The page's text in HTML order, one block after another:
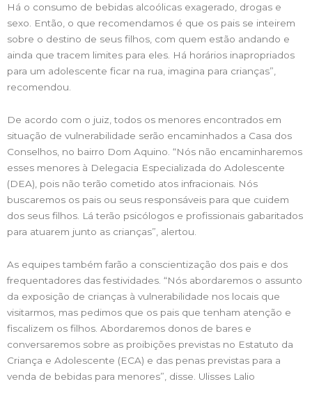
Há o consumo de bebidas alcoólicas exagerado, drogas e
sexo. Então, o que recomendamos é que os pais se inteirem
sobre o destino de seus filhos, com quem estão andando e
ainda que tracem limites para eles. Há horários inapropriados
para um adolescente ficar na rua, imagina para crianças”,
recomendou.
De acordo com o juiz, todos os menores encontrados em
situação de vulnerabilidade serão encaminhados a Casa dos
Conselhos, no bairro Dom Aquino. “Nós não encaminharemos
esses menores à Delegacia Especializada do Adolescente
(DEA), pois não terão cometido atos infracionais. Nós
buscaremos os pais ou seus responsáveis para que cuidem
dos seus filhos. Lá terão psicólogos e profissionais gabaritados
para atuarem junto as crianças”, alertou.
As equipes também farão a conscientização dos pais e dos
frequentadores das festividades. “Nós abordaremos o assunto
da exposição de crianças à vulnerabilidade nos locais que
visitarmos, mas pedimos que os pais que tenham atenção e
fiscalizem os filhos. Abordaremos donos de bares e
conversaremos sobre as proibições previstas no Estatuto da
Criança e Adolescente (ECA) e das penas previstas para a
venda de bebidas para menores”, disse. Ulisses Lalio